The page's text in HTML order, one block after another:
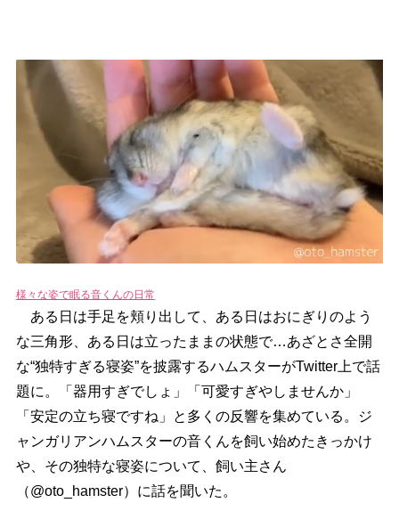
様々な姿で眠る音くんの日常
ある日は手足を頬り出して、ある日はおにぎりのよう
な三角形、ある日は立ったままの状態で…あざとさ全開
な“独特すぎる寝姿”を披露するハムスターがTwitter上で話
題に。「器用すぎでしょ」「可愛すぎやしませんか」
「安定の立ち寝ですね」と多くの反響を集めている。ジ
ャンガリアンハムスターの音くんを飼い始めたきっかけ
、その独特な寝姿について、飼い主さん
（@oto_hamster）に話を聞いた。